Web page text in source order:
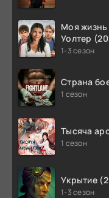
Моя жизнь
Уолтер
1-3 сезон
Страна
1 сезон
Тысяча
1 сезон
Укрытие
1-3 сезон